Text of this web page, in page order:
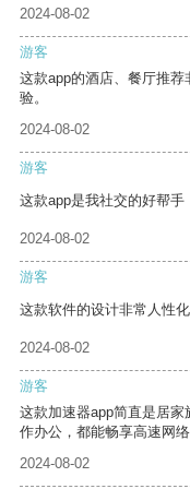
2024-08-02
游客
这款app的酒店、餐厅推
验。
2024-08-02
游客
这款app是我社交的好帮手
2024-08-02
游客
这款软件的设计非常人性
2024-08-02
游客
这款加速器app简直是居
作办公，都能畅享高速网
2024-08-02